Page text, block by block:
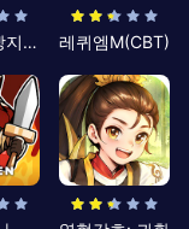
킹방치: 빵지의 제왕 레퀴엠M(CBT)